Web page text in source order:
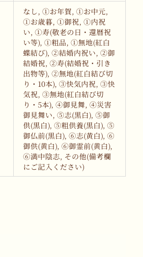
なし, ①お年賀, ①お中元,
①お歳暮, ①御祝, ①内祝
い, ①寿(敬老の日・還暦祝
い等), ①粗品, ①無地(紅白
蝶結び), ②結婚内祝い, ②御
結婚祝, ②寿(結婚祝・引き
出物等), ②無地(紅白結び切
り・10本), ③快気内祝, ③快
気祝, ③無地(紅白結び切
り・5本), ④御見舞, ④災害
御見舞い, ⑤志(黒白), ⑤御
供(黒白), ⑤粗供養(黒白), ⑤
御仏前(黒白), ⑥志(黄白), ⑥
御供(黄白), ⑥御霊前(黄白),
⑥満中陰志, その他(備考欄
にご記入ください)